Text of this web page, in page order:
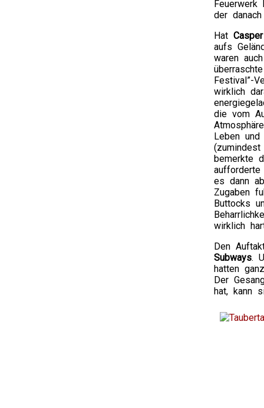
der
Hat Casper
aufs
waren
Festival”-
wirklich
die vom
Leben
bemerkte
es dann
Zugaben
Buttocks
wirklich
Den
Subways.
hatten
Der
hat, kann